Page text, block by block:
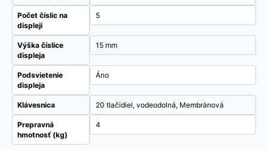
Počet číslic na
displeji
5
Výška číslice
displeja
15 mm
Podsvietenie
displeja
Áno
Klávesnica 20 tlačidiel, vodeodolná, Membránová
Prepravná
hmotnosť (kg)
4